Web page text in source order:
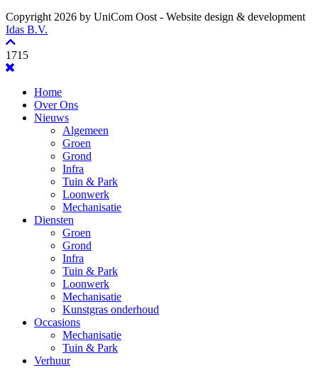
Copyright 2026 by UniCom Oost - Website design & development
Idas B.V.
1715
Home
Over Ons
Nieuws
Algemeen
Groen
Grond
Infra
Tuin & Park
Loonwerk
Mechanisatie
Diensten
Groen
Grond
Infra
Tuin & Park
Loonwerk
Mechanisatie
Kunstgras onderhoud
Occasions
Mechanisatie
Tuin & Park
Verhuur